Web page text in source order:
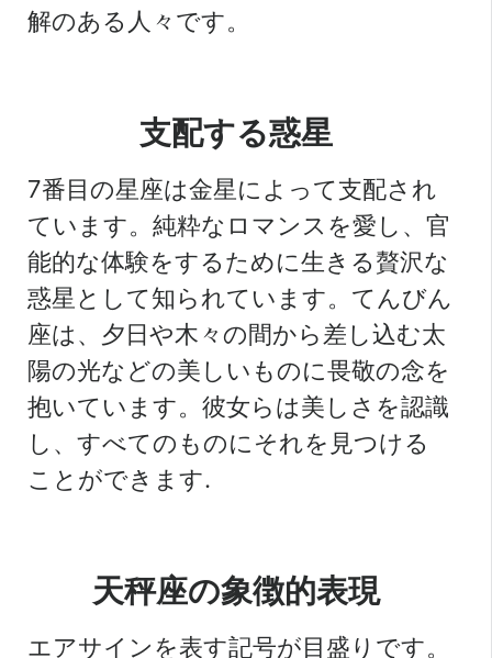
解のある人々です。
支配する惑星
7番目の星座は金星によって支配され
ています。純粋なロマンスを愛し、官
能的な体験をするために生きる贅沢な
惑星として知られています。てんびん
座は、夕日や木々の間から差し込む太
陽の光などの美しいものに畏敬の念を
抱いています。彼女らは美しさを認識
し、すべてのものにそれを見つける
ことができます.
天秤座の象徴的表現
エアサインを表す記号が目盛りです。